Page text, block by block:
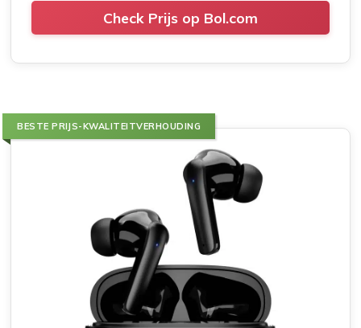
Check Prijs op Bol.com
BESTE PRIJS-KWALITEITVERHOUDING